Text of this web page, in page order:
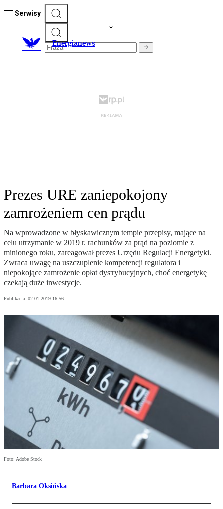
Serwisy
Energianews
Prezes URE zaniepokojony
zamrożeniem cen prądu
Na wprowadzone w błyskawicznym tempie przepisy, mające na
celu utrzymanie w 2019 r. rachunków za prąd na poziomie z
minionego roku, zareagował prezes Urzędu Regulacji Energetyki.
Zwraca uwagę na uszczuplenie kompetencji regulatora i
niepokojące zamrożenie opłat dystrybucyjnych, choć energetykę
czekają duże inwestycje.
Publikacja: 02.01.2019 16:56
Foto: Adobe Stock
Barbara Oksińska